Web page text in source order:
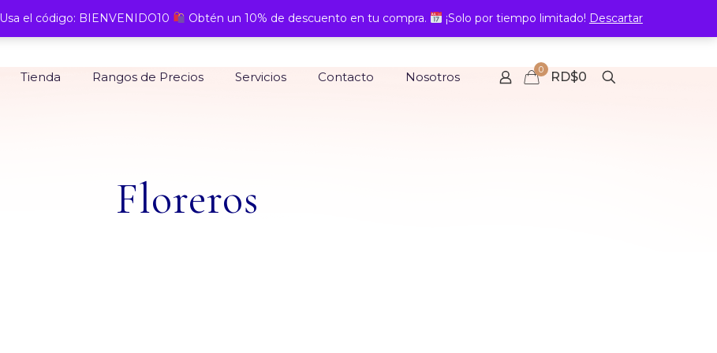
Tienda Rangos de Precios Servicios Contacto Nosotros 0 RD$0
Floreros
Usa el código: BIENVENIDO10 Obtén un 10% de descuento en tu compra. ¡Solo por tiempo limitado! Descartar